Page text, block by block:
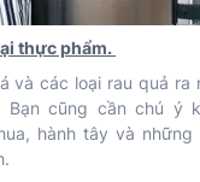
thực phẩm.
và các loại rau quả ra
Bạn cũng cần chú ý
hành tây và những